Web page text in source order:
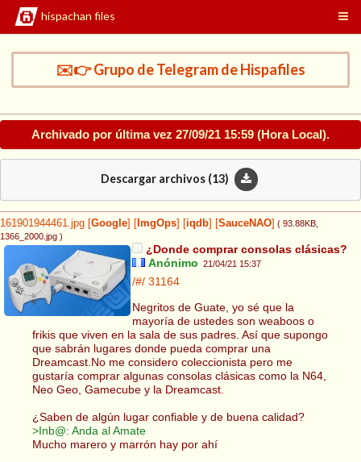
hispachan files
✉️👉 Grupo de Telegram de Hispafiles
Archivado por última vez 27/09/21 15:59 (Hora Local).
Descargar archivos (13)
161901944461.jpg Google ImgOps iqdb SauceNAO ( 93.88KB
1366_2000.jpg )
¿Donde comprar consolas clásicas?
Anónimo 21/04/21 15:37
/#/ 31164
Negritos de Guate, yo sé que la
mayoría de ustedes son weaboos o
frikis que viven en la sala de sus padres. Así que supongo
que sabrán lugares donde pueda comprar una
Dreamcast.No me considero coleccionista pero me
gustaría comprar algunas consolas clásicas como la N64,
Neo Geo, Gamecube y la Dreamcast.
¿Saben de algún lugar confiable y de buena calidad?
>Inb@: Anda al Amate
Mucho marero y marrón hay por ahí